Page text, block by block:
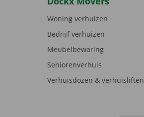
Woning verhuizen
Bedrijf verhuizen
Meubelbewaring
Seniorenverhuis
Verhuisdozen & verhuisliften